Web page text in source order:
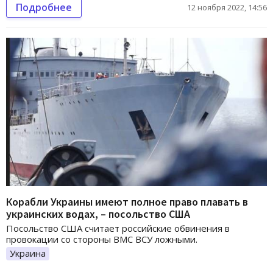
Подробнее 12 ноября 2022, 14:56
Корабли Украины имеют полное право плавать в
украинских водах, – посольство США
Посольство США считает российские обвинения в
провокации со стороны ВМС ВСУ ложными.
Украина